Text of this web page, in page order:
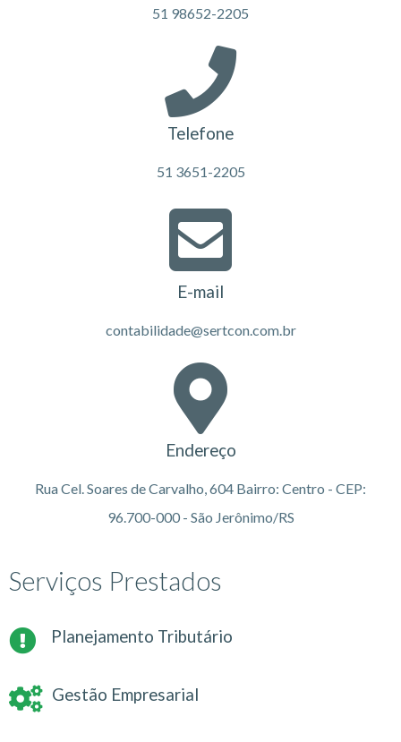
51 98652-2205
Telefone
51 3651-2205
E-mail
contabilidade@sertcon.com.br
Endereço
Rua Cel. Soares de Carvalho, 604 Bairro: Centro - CEP:
96.700-000 - São Jerônimo/RS
Serviços Prestados
Planejamento Tributário
Gestão Empresarial